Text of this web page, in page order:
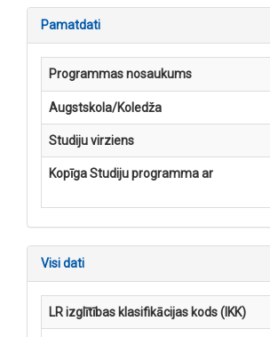
Pamatdati
Programmas nosaukums
Augstskola/Koledža
Studiju virziens
Kopīga Studiju programma ar
Visi dati
LR izglītības klasifikācijas kods (IKK)